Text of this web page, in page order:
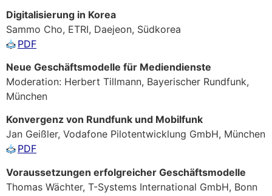
Digitalisierung in Korea
Sammo Cho, ETRI, Daejeon, Südkorea
PDF
Neue Geschäftsmodelle für Mediendienste
Moderation: Herbert Tillmann, Bayerischer Rundfunk,
München
Konvergenz von Rundfunk und Mobilfunk
Jan Geißler, Vodafone Pilotentwicklung GmbH, München
PDF
Voraussetzungen erfolgreicher Geschäftsmodelle
Thomas Wächter, T-Systems International GmbH, Bonn